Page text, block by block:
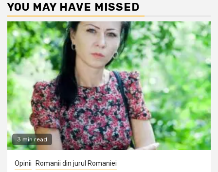
YOU MAY HAVE MISSED
3 min read
Opinii Romanii din jurul Romaniei